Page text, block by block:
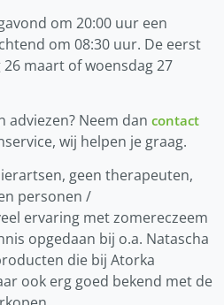
om 20:00 uur een
om 08:30 uur. De eerst
maart of woensdag 27
adviezen? Neem dan contact
wij helpen je graag.
geen therapeuten,
personen /
ervaring met zomereczeem
opgedaan bij o.a. Natascha
die bij Atorka
ook erg goed bekend met de